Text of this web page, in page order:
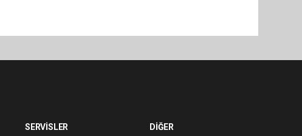
SERVİSLER DİĞER